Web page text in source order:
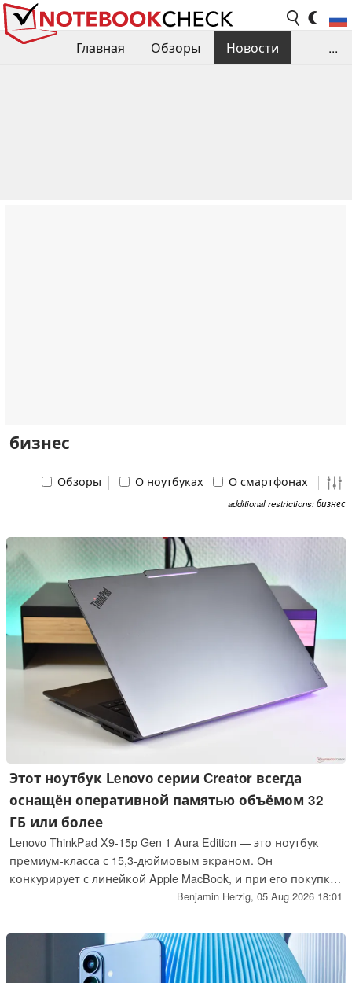
Главная Обзоры
Новости
...
бизнес
Обзоры О ноутбуках О смартфонах
additional restrictions: бизнес
Этот ноутбук Lenovo серии Creator всегда
оснащён оперативной памятью объёмом 32
ГБ или более
Lenovo ThinkPad X9-15p Gen 1 Aura Edition — это ноутбук
премиум-класса с 15,3-дюймовым экраном. Он
конкурирует с линейкой Apple MacBook, и при его покупке
вы всегда получаете как минимум 32 ГБ оперативной
Benjamin Herzig, 05 Aug 2026 18:01